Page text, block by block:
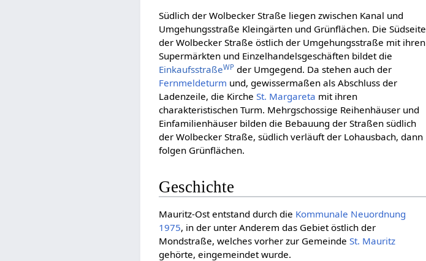
Südlich der Wolbecker Straße liegen zwischen Kanal und
Umgehungsstraße Kleingärten und Grünflächen. Die Südseite
der Wolbecker Straße östlich der Umgehungsstraße mit ihren
Supermärkten und Einzelhandelsgeschäften bildet die
EinkaufsstraßeWP der Umgegend. Da stehen auch der
Fernmeldeturm und, gewissermaßen als Abschluss der
Ladenzeile, die KircheSt. Margareta mit ihren
charakteristischen Turm. Mehrgschossige Reihenhäuser und
Einfamilienhäuser bilden die Bebauung der Straßen südlich
der Wolbecker Straße, südlich verläuft der Lohausbach, dann
folgen Grünflächen.
Geschichte
Mauritz-Ost entstand durch die Kommunale Neuordnung
1975, in der unter Anderem das Gebiet östlich der
Mondstraße, welches vorher zur GemeindeSt. Mauritz
gehörte, eingemeindet wurde.